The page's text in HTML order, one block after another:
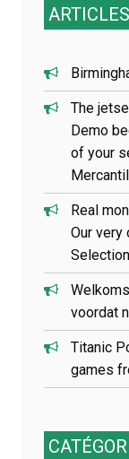
ARTICLES
The
Demo
of your
Real
Our very
voordat
Titanic
games